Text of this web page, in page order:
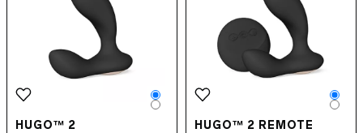
HUGO™ 2
Color
Color
HUGO™ 2 REMOTE